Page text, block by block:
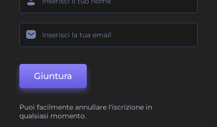
Giuntura
Puoi facilmente annullare l'iscrizione in
qualsiasi momento.